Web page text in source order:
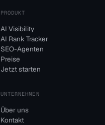
PRODUKT
AI Visibility
AI Rank Tracker
SEO-Agenten
Preise
Jetzt starten
UNTERNEHMEN
Über uns
Kontakt